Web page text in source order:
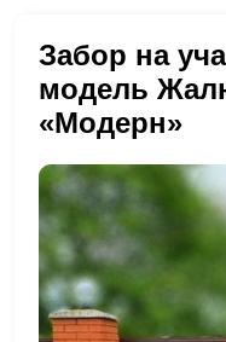
Забор на
модель
«Модерн»